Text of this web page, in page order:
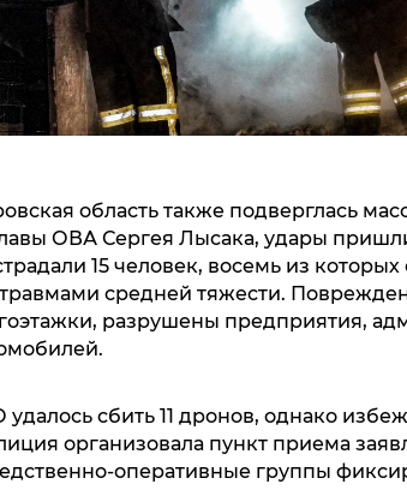
область также подверглась
ОВА Сергея Лысака, удары
15 человек, восемь из которых
средней тяжести.
разрушены предприятия,
сбить 11 дронов, однако
организовала пункт приема
оперативные группы